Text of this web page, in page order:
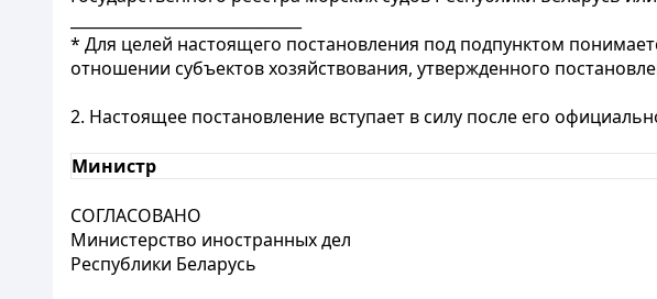
* Для целей настоящего постановления под подпунктом
отношении субъектов хозяйствования, утвержденного
2. Настоящее постановление вступает в силу после его
Министр
СОГЛАСОВАНО
Министерство иностранных дел
Республики Беларусь